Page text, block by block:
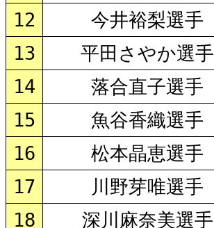
12
今井裕梨選手
13
平田さやか選手
14
落合直子選手
15
魚谷香織選手
16
松本晶恵選手
17
川野芽唯選手
18
深川麻奈美選手